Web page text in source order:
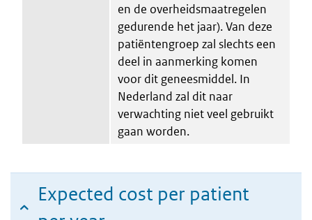
en de overheidsmaatregelen
gedurende het jaar). Van deze
patiëntengroep zal slechts een
deel in aanmerking komen
voor dit geneesmiddel. In
Nederland zal dit naar
verwachting niet veel gebruikt
gaan worden.
Expected cost per patient